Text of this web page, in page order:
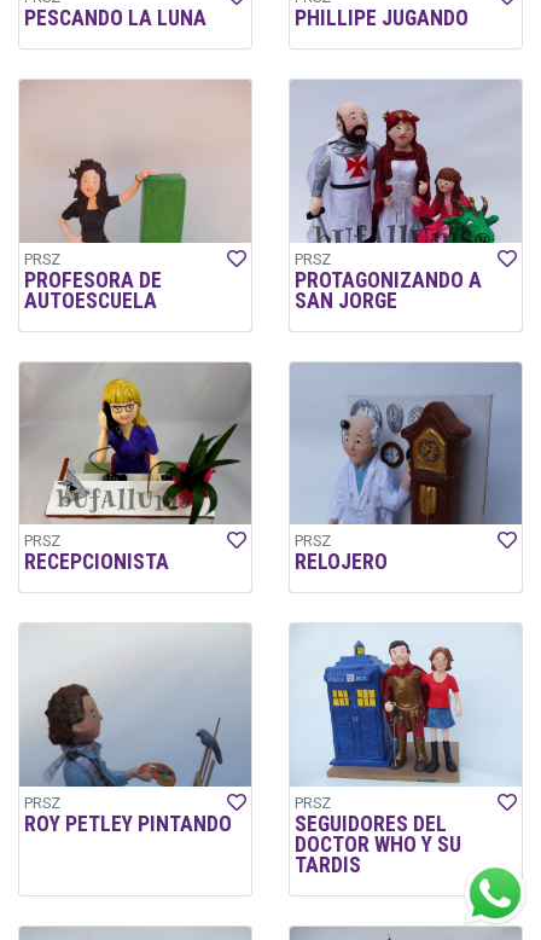
PESCANDO LA LUNA PHILLIPE JUGANDO
PRSZ
PROFESORA DE
AUTOESCUELA
PRSZ
PROTAGONIZANDO A
SAN JORGE
PRSZ
RECEPCIONISTA
PRSZ
RELOJERO
PRSZ
ROY PETLEY PINTANDO
PRSZ
SEGUIDORES DEL
DOCTOR WHO Y SU
TARDIS